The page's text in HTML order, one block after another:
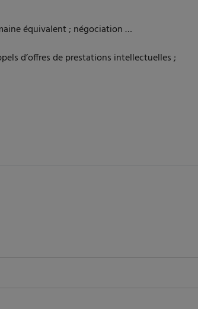
équivalent ; négociation …
d’offres de prestations intellectuelles ;